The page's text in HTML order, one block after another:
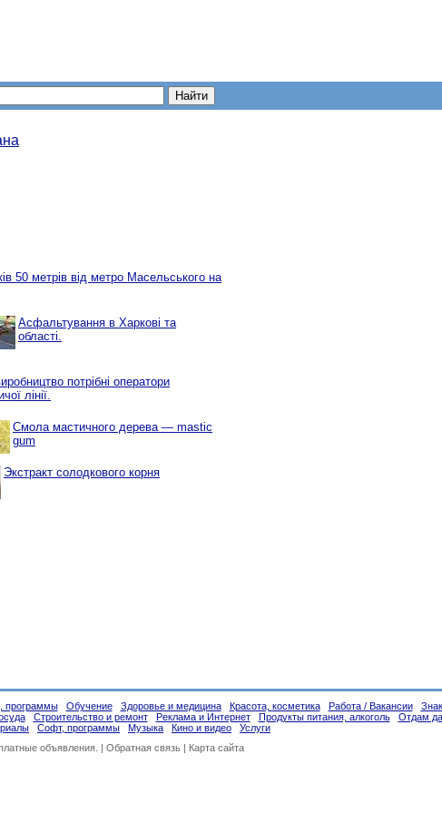
50 метрів від метро Масельського на
Асфальтування в Харкові та
області.
потрібні оператори
лінії.
Смола мастичного дерева — mastic
gum
Экстракт солодкового корня
программы Обучение Здоровье и медицина Красота, косметика Работа / Вакансии
Строительство и ремонт Реклама и Интернет Продукты питания, алкоголь Отдам
Софт, программы Музыка Кино и видео
Услуги
объявления. | Обратная связь| Карта сайта